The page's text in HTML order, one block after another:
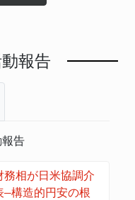
報告
告
務相が日米協調介
―構造的円安の根